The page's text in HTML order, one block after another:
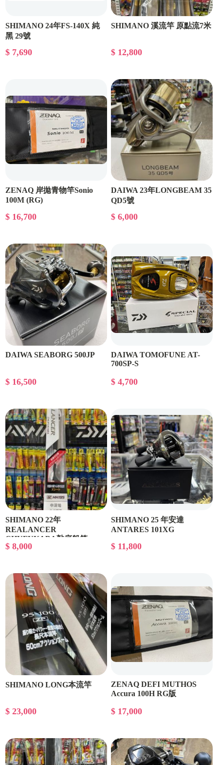
SHIMANO 24年FS-140X 純
黑 29號
$ 7,690
SHIMANO 溪流竿 原點流7米
$ 12,800
ZENAQ 岸拋青物竿Sonio
100M (RG)
$ 16,700
DAIWA 23年LONGBEAM 35
QD5號
$ 6,000
DAIWA SEABORG 500JP
$ 16,500
DAIWA TOMOFUNE AT-
700SP-S
$ 4,700
SHIMANO 22年
REALANCER
CHUFUKABA敲底船竿
$ 8,000
SHIMANO 25 年安達
ANTARES 101XG
$ 11,800
SHIMANO LONG本流竿
$ 23,000
ZENAQ DEFI MUTHOS
Accura 100H RG版
$ 17,000